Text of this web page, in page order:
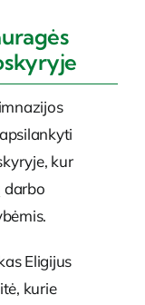
kur
darbo
Eligijus
kurie